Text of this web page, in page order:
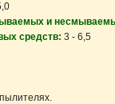
и
средств: 3 - 6,5